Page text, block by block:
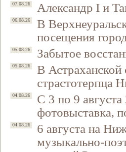
07.08.26 Александр I и
06.08.26
В
посещения
05.08.26 Забытое
05.08.26
В Астраханской
страстотерпца
04.08.26
С 3 по 9
фотовыставка,
04.08.26
6 августа на
музыкально-